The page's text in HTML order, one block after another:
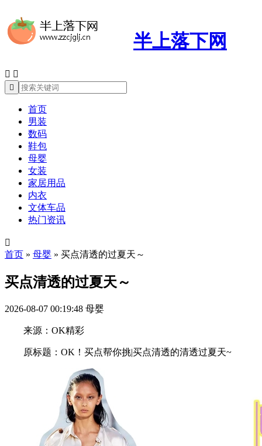
半上落下网
 

首页
男装
数码
鞋包
母婴
女装
家居用品
内衣
文体车品
热门资讯

首页 » 母婴 » 买点清透的过夏天～
买点清透的过夏天～
2026-08-07 00:19:48 母婴
来源：OK精彩
原标题：OK！买点帮你挑|买点清透的清透过夏天~